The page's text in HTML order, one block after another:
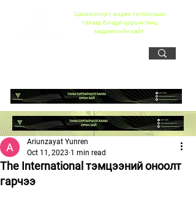
Цахим спорт, видео тоглоомын
талаар бичдэг цорын ганц
мэдээллийн сайт
The International тэмцээний оноолт
гарчээ
Ariunzayat Yunren
Oct 11, 2023 1 min read